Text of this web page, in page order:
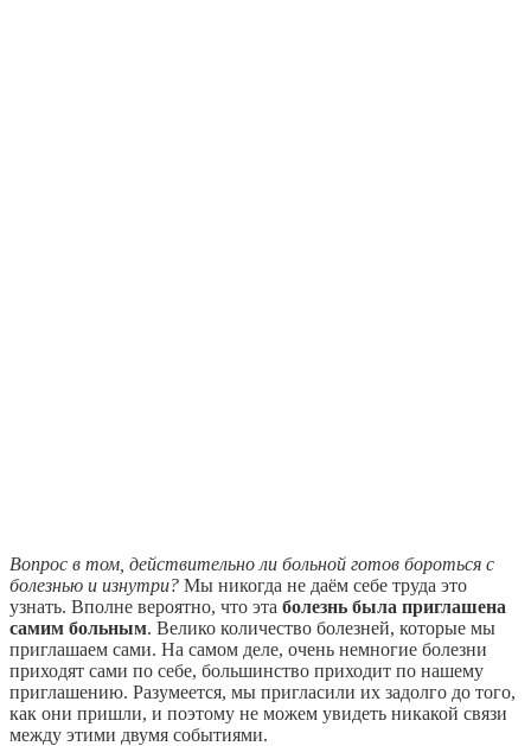
Вопрос в том, действительно ли больной готов бороться с
болезнью и изнутри? Мы никогда не даём себе труда это
узнать. Вполне вероятно, что эта болезнь была приглашена
самим больным. Велико количество болезней, которые мы
приглашаем сами. На самом деле, очень немногие болезни
приходят сами по себе, большинство приходит по нашему
приглашению. Разумеется, мы пригласили их задолго до того,
как они пришли, и поэтому не можем увидеть никакой связи
между этими двумя событиями.